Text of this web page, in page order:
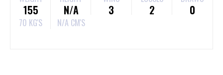
155
70 KG'S
N/A
N/A CM'S
3 2 0